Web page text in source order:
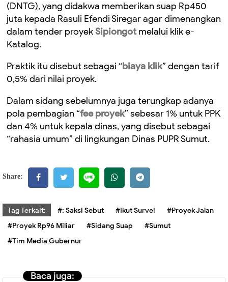
(DNTG), yang didakwa memberikan suap Rp450
juta kepada Rasuli Efendi Siregar agar dimenangkan
dalam tender proyekSipiongot melalui klik e-
Katalog.
Praktik itu disebut sebagai “biaya klik” dengan tarif
0,5% dari nilai proyek.
Dalam sidang sebelumnya juga terungkap adanya
pola pembagian “fee proyek” sebesar 1% untuk PPK
dan 4% untuk kepala dinas, yang disebut sebagai
“rahasia umum” di lingkungan Dinas PUPR Sumut.
Share:
Tag Terkait: #: Saksi Sebut #Ikut Survei
#Proyek Jalan
#Proyek Rp96 Miliar
#Sidang Suap
#Sumut
#Tim Media Gubernur
Baca juga: